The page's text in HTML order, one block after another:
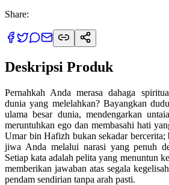
Share:
Deskripsi Produk
Pernahkah Anda merasa dahaga
dunia yang melelahkan? Bayangkan
ulama besar dunia, mendengarkan
meruntuhkan ego dan membasahi hati
Umar bin Hafizh bukan sekadar bercerita;
jiwa Anda melalui narasi yang penuh
Setiap kata adalah pelita yang menuntun
memberikan jawaban atas segala
pendam sendirian tanpa arah pasti.